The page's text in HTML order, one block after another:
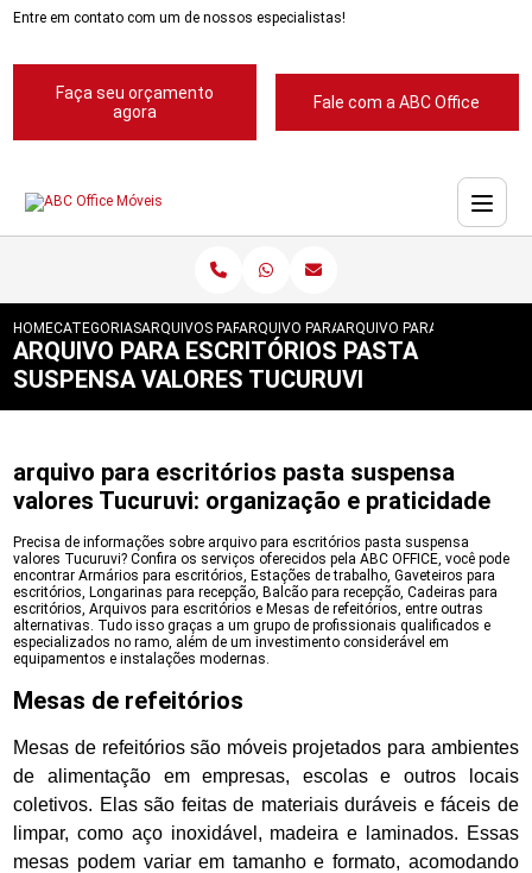
Entre em contato com um de nossos especialistas!
Faça seu orçamento
agora
Fale com a ABC Office
HOMECATEGORIASARQUIVOS PARA ESCRITORIOS
ARQUIVO PARA ESCRITORIOS PASTA
ARQUIVO PARA
ARQUIVO PARA ESCRITÓRIOS PASTA
SUSPENSA VALORES TUCURUVI
arquivo para escritórios pasta suspensa
valores Tucuruvi: organização e praticidade
Precisa de informações sobre arquivo para escritórios pasta suspensa
valores Tucuruvi? Confira os serviços oferecidos pela ABC OFFICE, você pode
encontrar Armários para escritórios, Estações de trabalho, Gaveteiros para
escritórios, Longarinas para recepção, Balcão para recepção, Cadeiras para
escritórios, Arquivos para escritórios e Mesas de refeitórios, entre outras
alternativas. Tudo isso graças a um grupo de profissionais qualificados e
especializados no ramo, além de um investimento considerável em
equipamentos e instalações modernas.
Mesas de refeitórios
Mesas de refeitórios são móveis projetados para ambientes
de alimentação em empresas, escolas e outros locais
coletivos. Elas são feitas de materiais duráveis e fáceis de
limpar, como aço inoxidável, madeira e laminados. Essas
mesas podem variar em tamanho e formato, acomodando